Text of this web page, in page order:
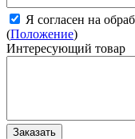
Я согласен на
(Положение)
Интересующий товар